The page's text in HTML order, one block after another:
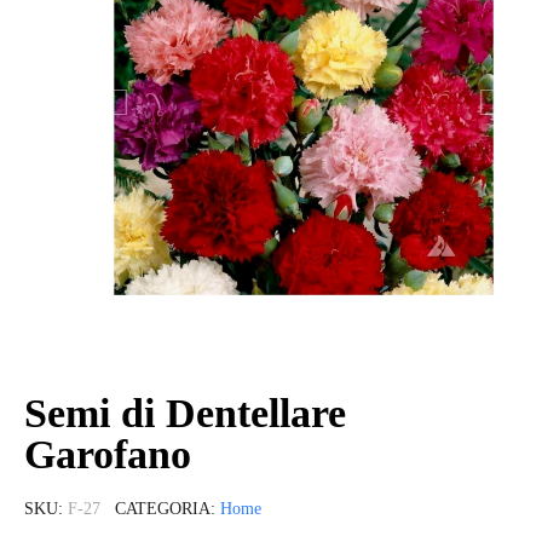
Semi di Dentellare
Garofano
SKU F-27 CATEGORIA Home